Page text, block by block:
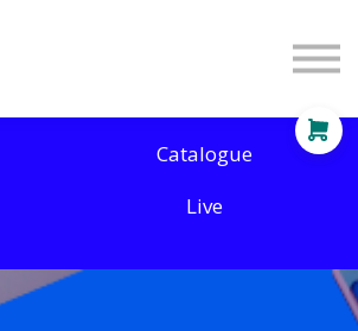
Se connecterCatalogue
Live